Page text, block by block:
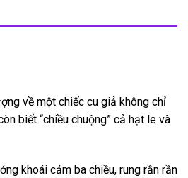
về một chiếc cu giả không chỉ
biết “chiều chuộng” cả hạt le và
khoái cảm ba chiều, rung rần rần